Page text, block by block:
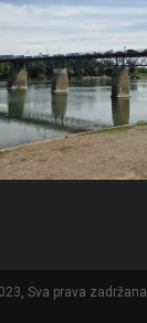
Sva prava zadržana